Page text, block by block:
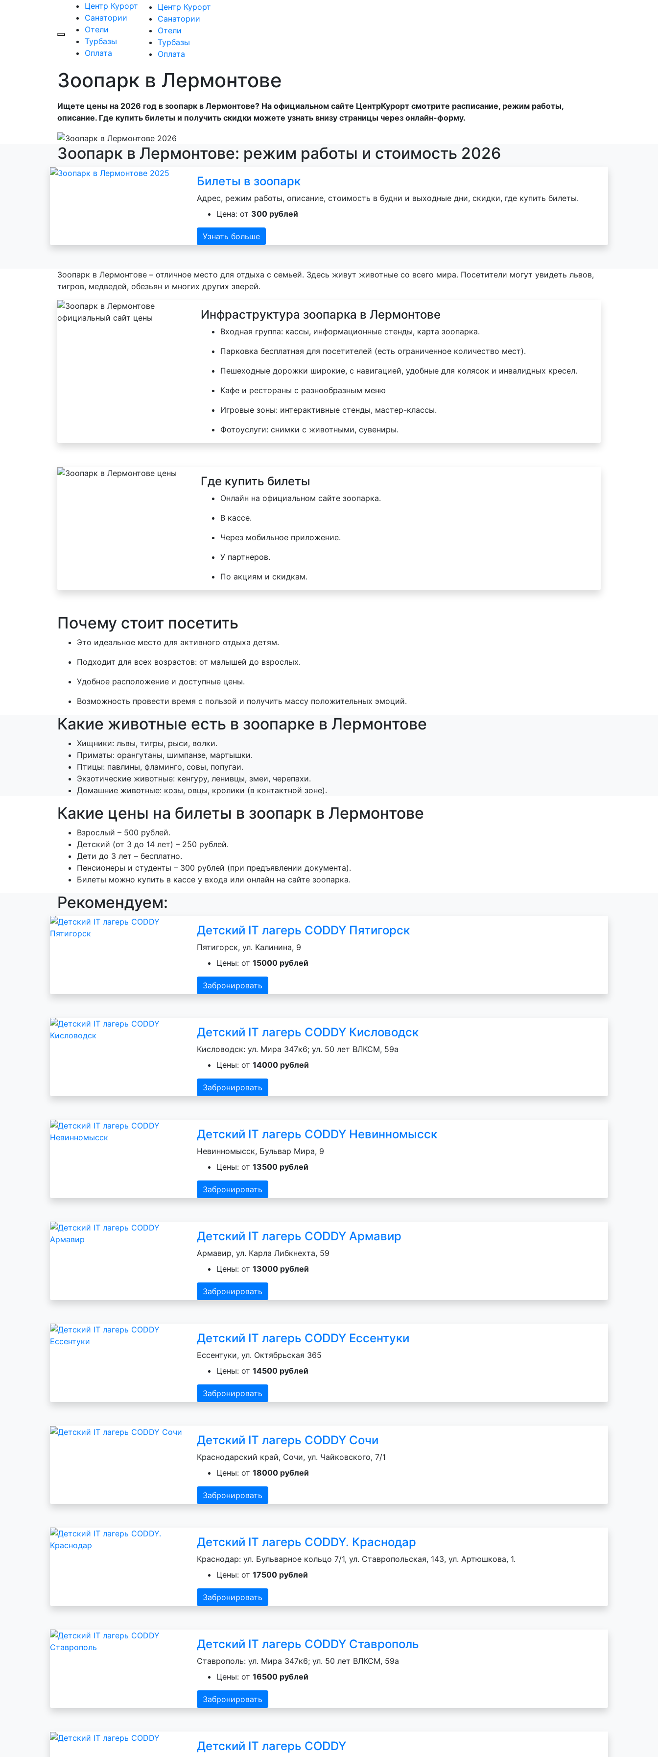
Центр Курорт
Санатории
Отели
Турбазы
Оплата
Центр Курорт
Санатории
Отели
Турбазы
Оплата
Зоопарк в Лермонтове
Ищете цены на 2026 год в зоопарк в Лермонтове? На официальном сайте ЦентрКурорт смотрите расписание, режим работы,
описание. Где купить билеты и получить скидки можете узнать внизу страницы через онлайн-форму.
Зоопарк в Лермонтове: режим работы и стоимость 2026
Билеты в зоопарк
Адрес, режим работы, описание, стоимость в будни и выходные дни, скидки, где купить билеты.
Цена: от 300 рублей
Узнать больше
Зоопарк в Лермонтове – отличное место для отдыха с семьей. Здесь живут животные со всего мира. Посетители могут увидеть львов,
тигров, медведей, обезьян и многих других зверей.
Инфраструктура зоопарка в Лермонтове
Входная группа: кассы, информационные стенды, карта зоопарка.
Парковка бесплатная для посетителей (есть ограниченное количество мест).
Пешеходные дорожки широкие, с навигацией, удобные для колясок и инвалидных кресел.
Кафе и рестораны с разнообразным меню
Игровые зоны: интерактивные стенды, мастер-классы.
Фотоуслуги: снимки с животными, сувениры.
Где купить билеты
Онлайн на официальном сайте зоопарка.
В кассе.
Через мобильное приложение.
У партнеров.
По акциям и скидкам.
Почему стоит посетить
Это идеальное место для активного отдыха детям.
Подходит для всех возрастов: от малышей до взрослых.
Удобное расположение и доступные цены.
Возможность провести время с пользой и получить массу положительных эмоций.
Какие животные есть в зоопарке в Лермонтове
Хищники: львы, тигры, рыси, волки.
Приматы: орангутаны, шимпанзе, мартышки.
Птицы: павлины, фламинго, совы, попугаи.
Экзотические животные: кенгуру, ленивцы, змеи, черепахи.
Домашние животные: козы, овцы, кролики (в контактной зоне).
Какие цены на билеты в зоопарк в Лермонтове
Взрослый – 500 рублей.
Детский (от 3 до 14 лет) – 250 рублей.
Дети до 3 лет – бесплатно.
Пенсионеры и студенты – 300 рублей (при предъявлении документа).
Билеты можно купить в кассе у входа или онлайн на сайте зоопарка.
Рекомендуем:
Детский IT лагерь CODDY Пятигорск
Пятигорск, ул. Калинина, 9
Цены: от 15000 рублей
Забронировать
Детский IT лагерь CODDY Кисловодск
Кисловодск: ул. Мира 347к6; ул. 50 лет ВЛКСМ, 59а
Цены: от 14000 рублей
Забронировать
Детский IT лагерь CODDY Невинномысск
Невинномысск, Бульвар Мира, 9
Цены: от 13500 рублей
Забронировать
Детский IT лагерь CODDY Армавир
Армавир, ул. Карла Либкнехта, 59
Цены: от 13000 рублей
Забронировать
Детский IT лагерь CODDY Ессентуки
Ессентуки, ул. Октябрьская 365
Цены: от 14500 рублей
Забронировать
Детский IT лагерь CODDY Сочи
Краснодарский край, Сочи, ул. Чайковского, 7/1
Цены: от 18000 рублей
Забронировать
Детский IT лагерь CODDY. Краснодар
Краснодар: ул. Бульварное кольцо 7/1, ул. Ставропольская, 143, ул. Артюшкова, 1.
Цены: от 17500 рублей
Забронировать
Детский IT лагерь CODDY Ставрополь
Ставрополь: ул. Мира 347к6; ул. 50 лет ВЛКСМ, 59а
Цены: от 16500 рублей
Забронировать
Детский IT лагерь CODDY